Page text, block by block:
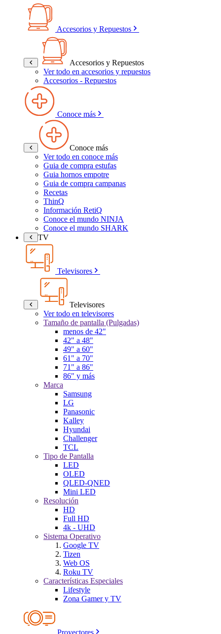
Accesorios y Repuestos
Accesorios y Repuestos
Ver todo en accesorios y repuestos
Accesorios - Repuestos
Conoce más
Conoce más
Ver todo en conoce más
Guia de compra estufas
Guia hornos empotre
Guia de compra campanas
Recetas
ThinQ
Información RetiQ
Conoce el mundo NINJA
Conoce el mundo SHARK
TV
Televisores
Televisores
Ver todo en televisores
Tamaño de pantalla (Pulgadas)
menos de 42"
42" a 48"
49" a 60"
61" a 70"
71" a 86"
86" y más
Marca
Samsung
LG
Panasonic
Kalley
Hyundai
Challenger
TCL
Tipo de Pantalla
LED
OLED
QLED-QNED
Mini LED
Resolución
HD
Full HD
4k - UHD
Sistema Operativo
Google TV
Tizen
Web OS
Roku TV
Características Especiales
Lifestyle
Zona Gamer y TV
Proyectores